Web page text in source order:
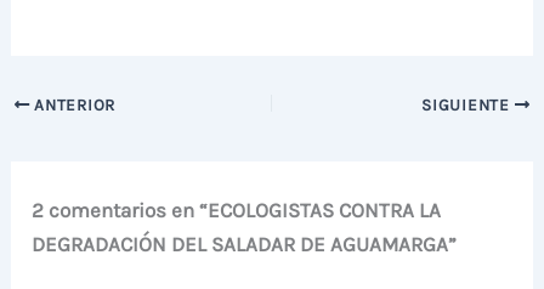
ANTERIOR SIGUIENTE
2 comentarios en “ECOLOGISTAS CONTRA LA
DEGRADACIÓN DEL SALADAR DE AGUAMARGA”